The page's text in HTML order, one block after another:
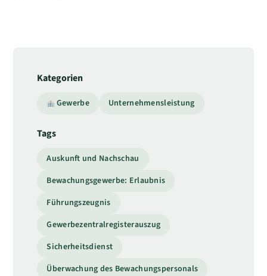
Kategorien
Gewerbe Unternehmensleistung
Tags
Auskunft und Nachschau
Bewachungsgewerbe: Erlaubnis
Führungszeugnis
Gewerbezentralregisterauszug
Sicherheitsdienst
Überwachung des Bewachungspersonals